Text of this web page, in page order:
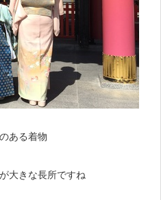
ある着物
大きな長所ですね